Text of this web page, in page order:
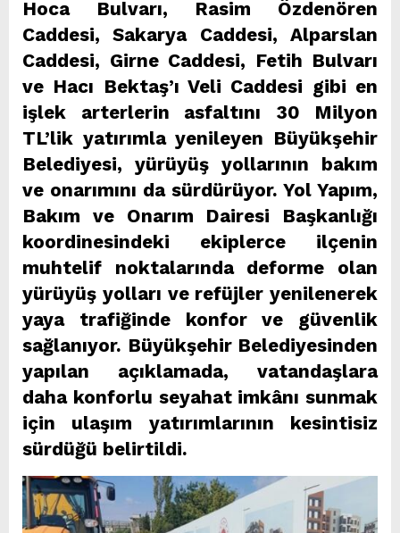
Hoca Bulvarı, Rasim Özdenören
Caddesi, Sakarya Caddesi, Alparslan
Caddesi, Girne Caddesi, Fetih Bulvarı
ve Hacı Bektaş’ı Veli Caddesi gibi en
işlek arterlerin asfaltını 30 Milyon
TL’lik yatırımla yenileyen Büyükşehir
Belediyesi, yürüyüş yollarının bakım
ve onarımını da sürdürüyor. Yol Yapım,
Bakım ve Onarım Dairesi Başkanlığı
koordinesindeki ekiplerce ilçenin
muhtelif noktalarında deforme olan
yürüyüş yolları ve refüjler yenilenerek
yaya trafiğinde konfor ve güvenlik
sağlanıyor. Büyükşehir Belediyesinden
yapılan açıklamada, vatandaşlara
daha konforlu seyahat imkânı sunmak
için ulaşım yatırımlarının kesintisiz
sürdüğü belirtildi.